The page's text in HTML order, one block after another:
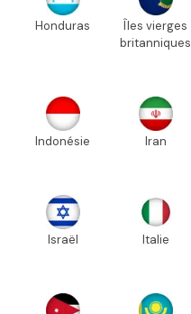
Honduras
Îles vierges
britanniques
Indonésie Iran
Israël Italie